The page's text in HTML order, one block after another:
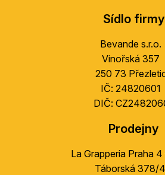
Sídlo firmy
Bevande s.r.o.
Vinořská 357
250 73
IČ: 24820601
DIČ:
Prodejny
La Grapperia Praha 4
Táborská 378/